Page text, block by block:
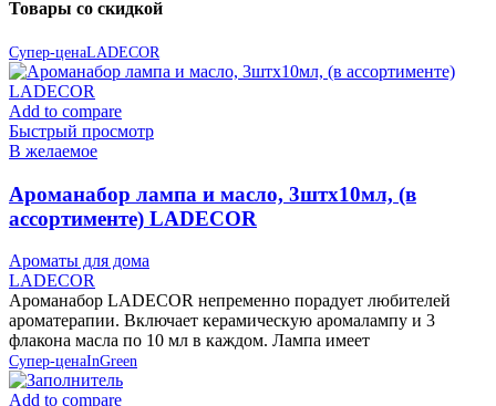
Товары со скидкой
Супер-ценаLADECOR
Add to compare
Быстрый просмотр
В желаемое
Ароманабор лампа и масло, 3штx10мл, (в
ассортименте) LADECOR
Ароматы для дома
LADECOR
Ароманабор LADECOR непременно порадует любителей
ароматерапии. Включает керамическую аромалампу и 3
флакона масла по 10 мл в каждом. Лампа имеет
Супер-ценаInGreen
Add to compare